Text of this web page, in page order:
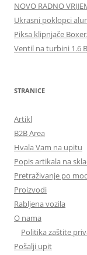
NOVO RADNO
Ukrasni poklopci
Piksa klipnjače
Ventil na turbini 1.6
STRANICE
Artikl
B2B Area
Hvala Vam na upitu
Popis artikala na
Pretraživanje po
Proizvodi
Rabljena vozila
O nama
Politika zaštite
Pošalji upit